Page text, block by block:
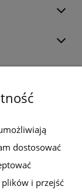
z nowościami i
dostosować
i przejść